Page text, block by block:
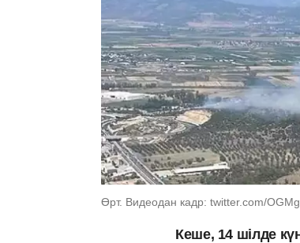
Өрт. Видеодан кадр: twitter.com/
Кеше, 14 шілде